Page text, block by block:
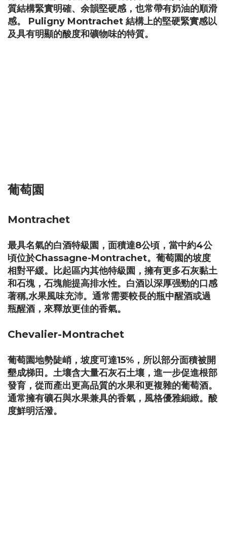
質結構緊實明確、余韻堅硬感，也常帶有奶油的順滑
感。 Puligny Montrachet 結構上的堅硬緊實感以
及具有明顯的酸度和礦物味的特質。
葡萄園
Montrachet
最具名氣的白酒特級園，面積達8公頃，當中約4公
頃位於Chassagne-Montrachet。葡萄園的坡度
相對平緩。比起區内其他特級園，擁有更多石灰黏土
和石塊，石塊能提高排水性。白酒以深厚强勁的口感
著稱,水果風味充沛。通常需要較長的瓶中醒酒或過
瓶醒酒，來釋放更佳的香氣。
Chevalier-Montrachet
葡萄園地勢陡峭，坡度可達15%，所以部分面積被開
墾成梯田。土壤含大量石灰石土壤，進一步促進根部
發育，從而產出更高品質的水果和更複雜的葡萄酒。
通常擁有礦石與水果兼具的香氣，風格優雅細緻。酸
度鮮明活潑。